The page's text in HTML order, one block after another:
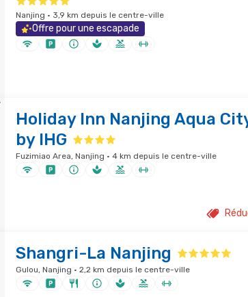
Nanjing · 3,9 km depuis le centre-ville
Offre pour une escapade
Holiday Inn Nanjing Aqua
by IHG
Fuzimiao Area, Nanjing · 4 km depuis le centre-ville
Shangri-La Nanjing
Gulou, Nanjing · 2,2 km depuis le centre-ville